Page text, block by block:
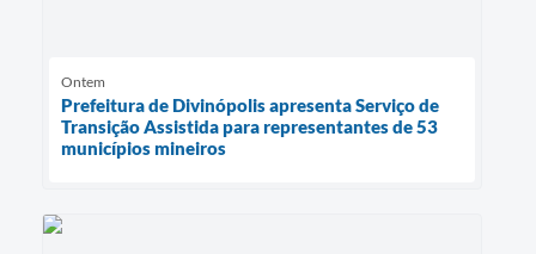
Ontem
Prefeitura de Divinópolis apresenta Serviço de
Transição Assistida para representantes de 53
municípios mineiros